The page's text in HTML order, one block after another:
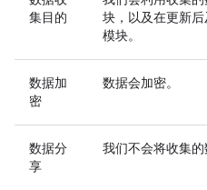
集目的
块，以及在更新
模块。
数据加
密
数据会加密。
数据分
享
我们不会将收集的